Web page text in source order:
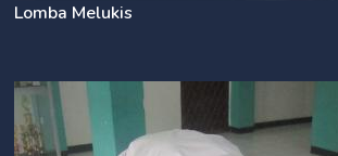
Lomba Melukis